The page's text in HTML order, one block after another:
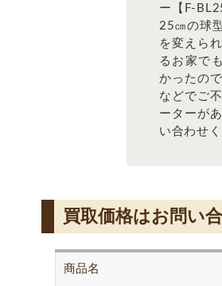
ー【F-
25㎝の球
を変えら
るお家で
かったの
などでご
ーターが
い合わせく
買取価格はお問い
商品名